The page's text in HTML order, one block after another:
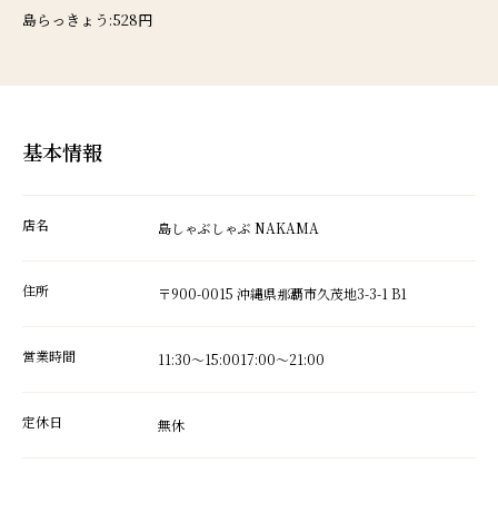
島らっきょう:528円
基本情報
店名 島しゃぶしゃぶ NAKAMA
住所 〒900-0015 沖縄県那覇市久茂地3-3-1 B1
営業時間 11:30～15:0017:00～21:00
定休日 無休